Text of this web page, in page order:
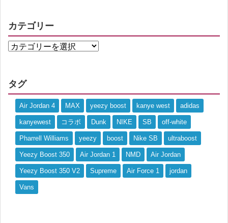
カテゴリー
タグ
Air Jordan 4 MAX yeezy boost kanye west adidas
kanyewest コラボ Dunk NIKE SB off-white
Pharrell Williams yeezy boost Nike SB ultraboost
Yeezy Boost 350 Air Jordan 1 NMD Air Jordan
Yeezy Boost 350 V2 Supreme Air Force 1 jordan
Vans